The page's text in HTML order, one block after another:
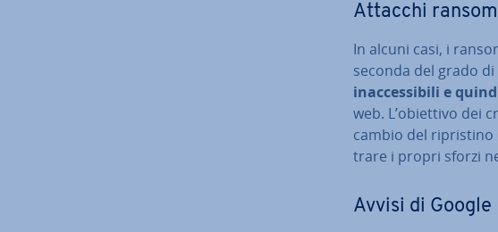
Attacchi
In alcuni casi, i
seconda del grado
inac­ces­si­bi­li e
web. L’obiettivo dei
cambio del ri­pri­sti­no
tra­re i propri sforzi
Avvisi di Google